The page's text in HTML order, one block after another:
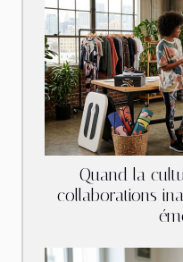
Quand la
collaborations